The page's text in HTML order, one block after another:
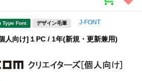
Type Font デザイン毛筆 J-FONT
人向け]１PC / 1年(新規・更新兼用)